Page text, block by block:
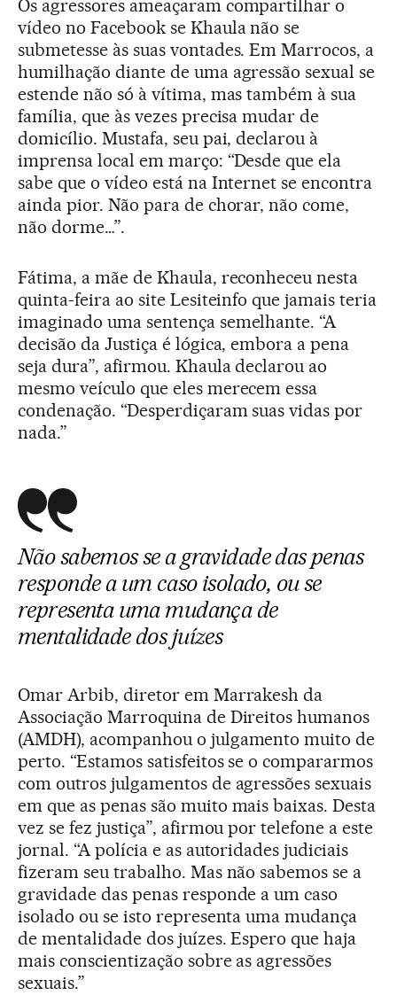
Os agressores ameaçaram compartilhar o
vídeo no Facebook se Khaula não se
submetesse às suas vontades. Em Marrocos, a
humilhação diante de uma agressão sexual se
estende não só à vítima, mas também à sua
família, que às vezes precisa mudar de
domicílio. Mustafa, seu pai, declarou à
imprensa local em março: “Desde que ela
sabe que o vídeo está na Internet se encontra
ainda pior. Não para de chorar, não come,
não dorme…”.
Fátima, a mãe de Khaula, reconheceu nesta
quinta-feira ao site Lesiteinfo que jamais teria
imaginado uma sentença semelhante. “A
decisão da Justiça é lógica, embora a pena
seja dura”, afirmou. Khaula declarou ao
mesmo veículo que eles merecem essa
condenação. “Desperdiçaram suas vidas por
nada.”
Não sabemos se a gravidade das penas
responde a um caso isolado, ou se
representa uma mudança de
mentalidade dos juízes
Omar Arbib, diretor em Marrakesh da
Associação Marroquina de Direitos humanos
(AMDH), acompanhou o julgamento muito de
perto. “Estamos satisfeitos se o compararmos
com outros julgamentos de agressões sexuais
em que as penas são muito mais baixas. Desta
vez se fez justiça”, afirmou por telefone a este
jornal. “A polícia e as autoridades judiciais
fizeram seu trabalho. Mas não sabemos se a
gravidade das penas responde a um caso
isolado ou se isto representa uma mudança
de mentalidade dos juízes. Espero que haja
mais conscientização sobre as agressões
sexuais.”